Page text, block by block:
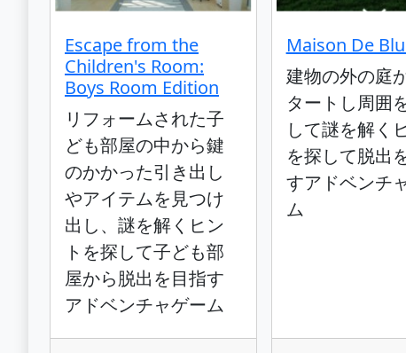
Escape from the
Children's Room:
Boys Room Edition
リフォームされた子
ども部屋の中から鍵
のかかった引き出し
やアイテムを見つけ
出し、謎を解くヒン
トを探して子ども部
屋から脱出を目指す
アドベンチャゲーム
Maison De
建物の外の庭
タートし周囲
して謎を解く
を探して脱出
すアドベンチ
ム